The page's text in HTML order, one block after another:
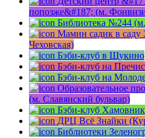
попозже&#187; (м.
Библиотека №244
Мамин садик в
Чеховская)
Бэби-клуб в Щукино
Бэби-клуб на
Бэби-клуб на
Образовательное
(м. Славянский бульвар)
Бэби-клуб
ДРЦ Всё Знайки
Библиотеки